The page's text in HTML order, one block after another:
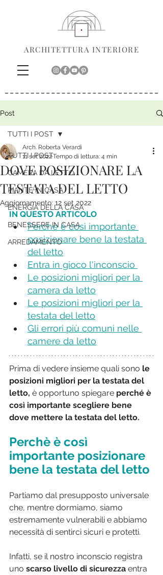
ARCHITETTURA INTERIORE
Post
TUTTI I POST
CAMERA DA LETTO
PIANTE IN CASA
ENERGIA DELLA CASA
BENESSERE IN CASA
ARREDAMENTO
TUTTI I POST
DOVE POSIZIONARE LA
TESTATA DEL LETTO
Arch. Roberta Verardi
11 set 2022Tempo di lettura: 4 min
Aggiornamento: 12 set 2022
IN QUESTO ARTICOLO
Perchè è così importante
posizionare bene la testata
del letto
Entra in gioco l'inconscio
Le posizioni migliori per la
camera da letto
Le posizioni migliori per la
testata del letto
Gli errori più comuni nelle
camere da letto
Prima di vedere insieme quali sono le
posizioni migliori per la testata del
letto, è opportuno spiegare perché è
così importante scegliere bene
dove mettere la testata del letto.
Perchè è così
importante posizionare
bene la testata del letto
Partiamo dal presupposto universale
che, mentre dormiamo, siamo
estremamente vulnerabili e abbiamo
necessità di sentirci sicuri e protetti.
Infatti, se il nostro inconscio registra
uno scarso livello di sicurezza entra